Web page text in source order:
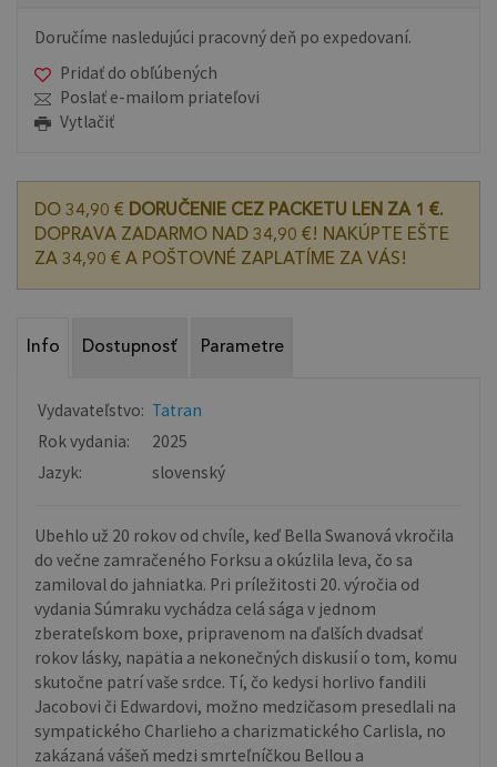
Doručíme nasledujúci pracovný deň po expedovaní.
Pridať do obľúbených
Poslať e-mailom priateľovi
Vytlačiť
DO 34,90 € DORUČENIE CEZ PACKETU LEN ZA 1 €.
DOPRAVA ZADARMO NAD 34,90 €! NAKÚPTE EŠTE
ZA 34,90 € A POŠTOVNÉ ZAPLATÍME ZA VÁS!
Info Dostupnosť Parametre
Vydavateľstvo: Tatran
Rok vydania:
2025
Jazyk:
slovenský
Ubehlo už 20 rokov od chvíle, keď Bella Swanová vkročila
do večne zamračeného Forksu a okúzlila leva, čo sa
zamiloval do jahniatka. Pri príležitosti 20. výročia od
vydania Súmraku vychádza celá sága v jednom
zberateľskom boxe, pripravenom na ďalších dvadsať
rokov lásky, napätia a nekonečných diskusií o tom, komu
skutočne patrí vaše srdce. Tí, čo kedysi horlivo fandili
Jacobovi či Edwardovi, možno medzičasom presedlali na
sympatického Charlieho a charizmatického Carlisla, no
zakázaná vášeň medzi smrteľníčkou Bellou a